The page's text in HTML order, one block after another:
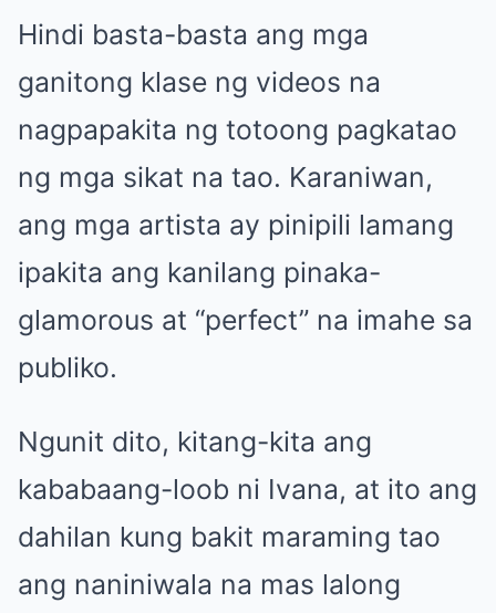
Hindi basta-basta ang mga
ganitong klase ng videos na
nagpapakita ng totoong pagkatao
ng mga sikat na tao. Karaniwan,
ang mga artista ay pinipili lamang
ipakita ang kanilang pinaka-
glamorous at “perfect” na imahe sa
publiko.
Ngunit dito, kitang-kita ang
kababaang-loob ni Ivana, at ito ang
dahilan kung bakit maraming tao
ang naniniwala na mas lalong